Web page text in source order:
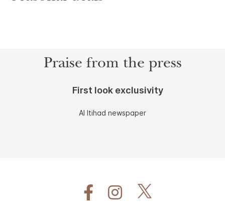
Praise from the press
First look exclusivity
Al Itihad newspaper